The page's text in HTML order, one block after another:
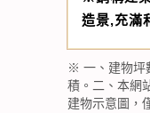
造景,充滿
※ 一、建物坪
積。二、本網
建物示意圖，